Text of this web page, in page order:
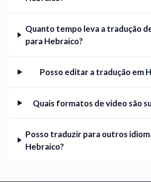
Quanto tempo leva a tradução
para Hebraico?
Posso editar a tradução em
Quais formatos de video são
Posso traduzir para outros
Hebraico?